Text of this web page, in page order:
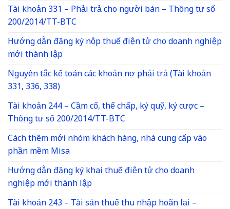
Tài khoản 331 – Phải trả cho người bán – Thông tư số
200/2014/TT-BTC
Hướng dẫn đăng ký nộp thuế điện tử cho doanh nghiệp
mới thành lập
Nguyên tắc kế toán các khoản nợ phải trả (Tài khoản
331, 336, 338)
Tài khoản 244 – Cầm cố, thế chấp, ký quỹ, ký cược –
Thông tư số 200/2014/TT-BTC
Cách thêm mới nhóm khách hàng, nhà cung cấp vào
phần mềm Misa
Hướng dẫn đăng ký khai thuế điện tử cho doanh
nghiệp mới thành lập
Tài khoản 243 – Tài sản thuế thu nhập hoãn lại –